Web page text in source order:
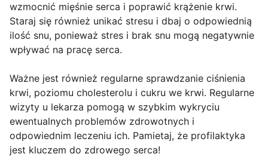
wzmocnić mięśnie serca i poprawić krążenie krwi.
Staraj się również unikać stresu i dbaj o odpowiednią
ilość snu, ponieważ stres i brak snu mogą negatywnie
wpływać na pracę serca.
Ważne jest również regularne sprawdzanie ciśnienia
krwi, poziomu cholesterolu i cukru we krwi. Regularne
wizyty u lekarza pomogą w szybkim wykryciu
ewentualnych problemów zdrowotnych i
odpowiednim leczeniu ich. Pamietaj, że profilaktyka
jest kluczem do zdrowego serca!